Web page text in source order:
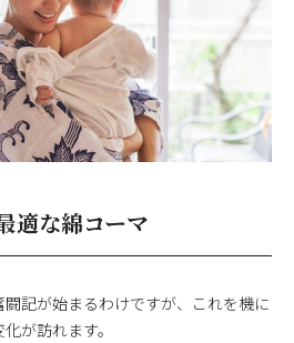
適な綿コーマ
記が始まるわけですが、これを機に
が訪れます。